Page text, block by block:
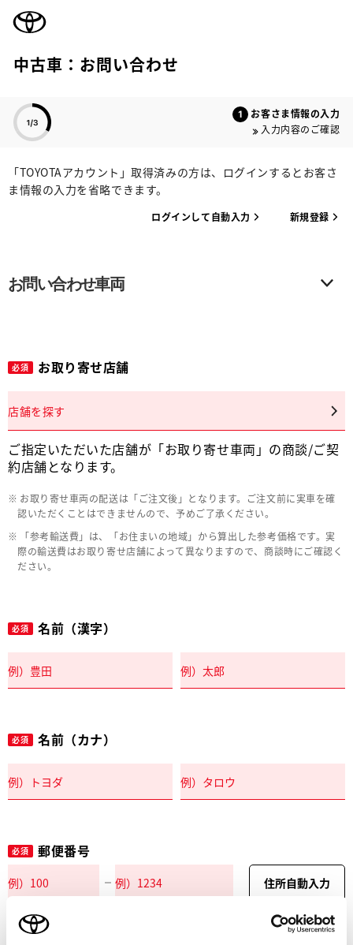
中古車：お問い合わせ
お客さま情報の入力
入力内容のご確認
「TOYOTAアカウント」取得済みの方は、ログインするとお客さ
ま情報の入力を省略できます。
ログインして自動入力 新規登録
お問い合わせ車両
必須 お取り寄せ店舗
店舗を探す
ご指定いただいた店舗が「お取り寄せ車両」の商談/ご契
約店舗となります。
お取り寄せ車両の配送は「ご注文後」となります。ご注文前に実車を確
認いただくことはできませんので、予めご了承ください。
「参考輸送費」は、「お住まいの地域」から算出した参考価格です。実
際の輸送費はお取り寄せ店舗によって異なりますので、商談時にご確認く
ださい。
必須 名前（漢字）
必須 名前（カナ）
必須 郵便番号
住所自動入力
必須 都道府県